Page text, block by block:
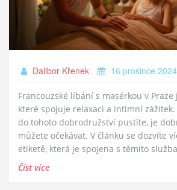
Dalibor Křenek 16 prosince 2024
Francouzské líbání s masérkou v
které spojuje relaxaci a intimní zážitek.
do tohoto dobrodružství pustíte, je
můžete očekávat. V článku se dozvíte
etiketě, která je spojena s těmito
si tento zážitek užít naplno. Dotkneme
Číst více